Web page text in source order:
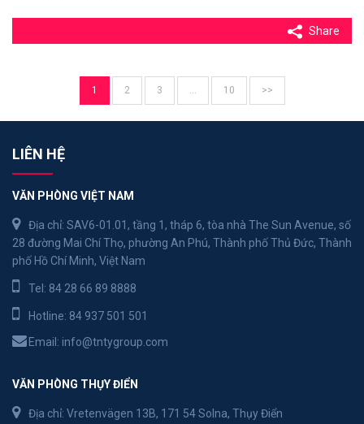
Share
1 2 3 10 >>
LIÊN HỆ
VĂN PHÒNG VIỆT NAM
Địa chỉ: SAV6-01.01, tầng 1, tháp 6, tòa nhà The Sun Avenue, số
28 đường Mai Chí Thọ, phường An Phú, Thành phố Thủ Đức, Thành
phố Hồ Chí Minh, Việt Nam
Tel: 84 28 66 89 8888
Hotline: 84 937 501 501
Email: info@tntygroup.com
VĂN PHÒNG THỤY ĐIỂN
Địa chỉ: Vretenvägen 13B, 171 54 Solna, Thụy Điển